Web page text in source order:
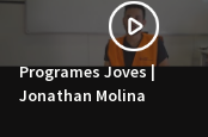
Programes Joves |
Jonathan Molina